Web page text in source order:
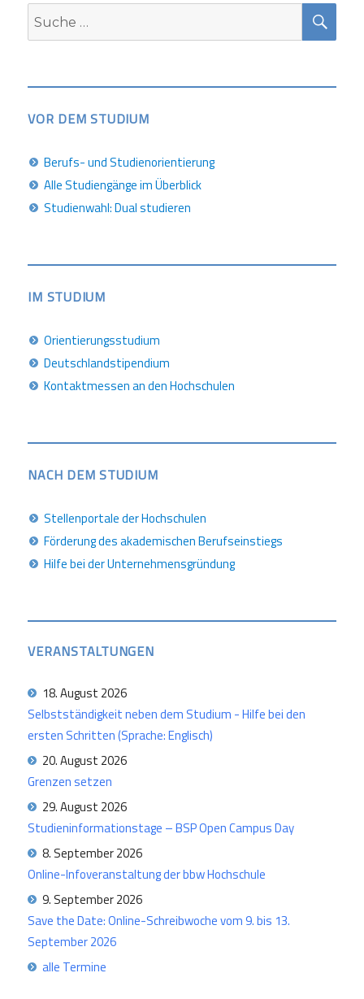
Suche
nach:
VOR DEM STUDIUM
Berufs- und Studienorientierung
Alle Studiengänge im Überblick
Studienwahl: Dual studieren
IM STUDIUM
Orientierungsstudium
Deutschlandstipendium
Kontaktmessen an den Hochschulen
NACH DEM STUDIUM
Stellenportale der Hochschulen
Förderung des akademischen Berufseinstiegs
Hilfe bei der Unternehmensgründung
VERANSTALTUNGEN
18. August 2026
Selbstständigkeit neben dem Studium - Hilfe bei den
ersten Schritten (Sprache: Englisch)
20. August 2026
Grenzen setzen
29. August 2026
Studieninformationstage – BSP Open Campus Day
8. September 2026
Online-Infoveranstaltung der bbw Hochschule
9. September 2026
Save the Date: Online-Schreibwoche vom 9. bis 13.
September 2026
alle Termine